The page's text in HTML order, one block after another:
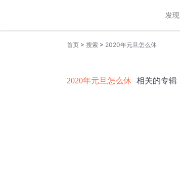
发现
首页 > 搜索 > 2020年元旦怎么休
2020年元旦怎么休 相关的专辑